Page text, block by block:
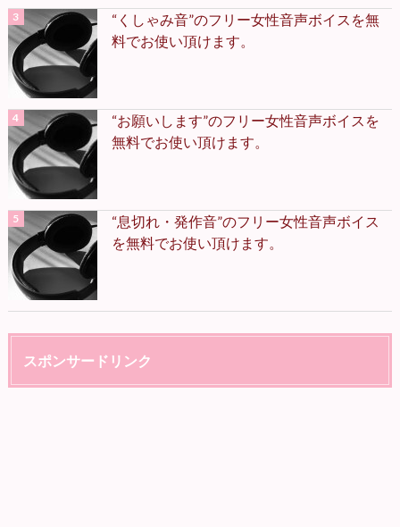
“くしゃみ音”のフリー女性音声ボイスを無
料でお使い頂けます。
“お願いします”のフリー女性音声ボイスを
無料でお使い頂けます。
“息切れ・発作音”のフリー女性音声ボイス
を無料でお使い頂けます。
スポンサードリンク